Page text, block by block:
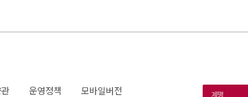
운영정책 모바일버전